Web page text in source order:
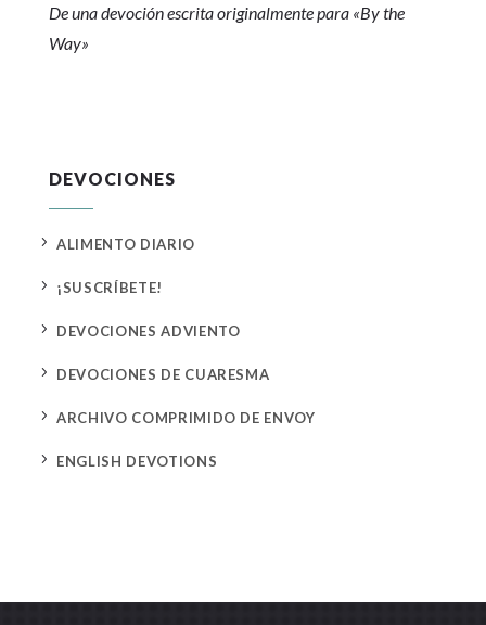
De una devoción escrita originalmente para «By the
Way»
DEVOCIONES
5 ALIMENTO DIARIO
5 ¡SUSCRÍBETE!
5 DEVOCIONES ADVIENTO
5 DEVOCIONES DE CUARESMA
5 ARCHIVO COMPRIMIDO DE ENVOY
5 ENGLISH DEVOTIONS